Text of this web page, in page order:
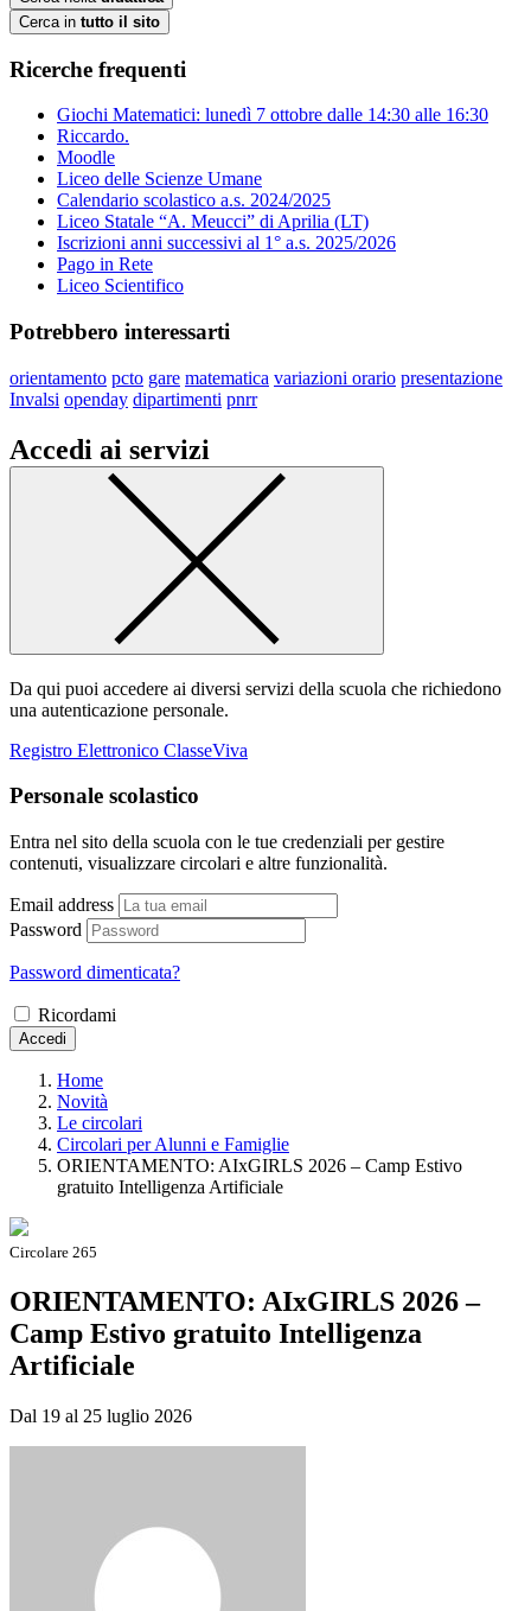
Cerca in tutto il sito
Ricerche frequenti
Giochi Matematici: lunedì 7 ottobre dalle 14:30 alle 16:30
Riccardo.
Moodle
Liceo delle Scienze Umane
Calendario scolastico a.s. 2024/2025
Liceo Statale “A. Meucci” di Aprilia (LT)
Iscrizioni anni successivi al 1° a.s. 2025/2026
Pago in Rete
Liceo Scientifico
Potrebbero interessarti
orientamento pcto gare matematica variazioni orario presentazione
Invalsi openday dipartimenti pnrr
Accedi ai servizi
Da qui puoi accedere ai diversi servizi della scuola che richiedono
una autenticazione personale.
Registro Elettronico ClasseViva
Personale scolastico
Entra nel sito della scuola con le tue credenziali per gestire
contenuti, visualizzare circolari e altre funzionalità.
Email address
Password
Password dimenticata?
Ricordami
Accedi
Home
Novità
Le circolari
Circolari per Alunni e Famiglie
ORIENTAMENTO: AIxGIRLS 2026 – Camp Estivo
gratuito Intelligenza Artificiale
Circolare 265
ORIENTAMENTO: AIxGIRLS 2026 –
Camp Estivo gratuito Intelligenza
Artificiale
Dal 19 al 25 luglio 2026